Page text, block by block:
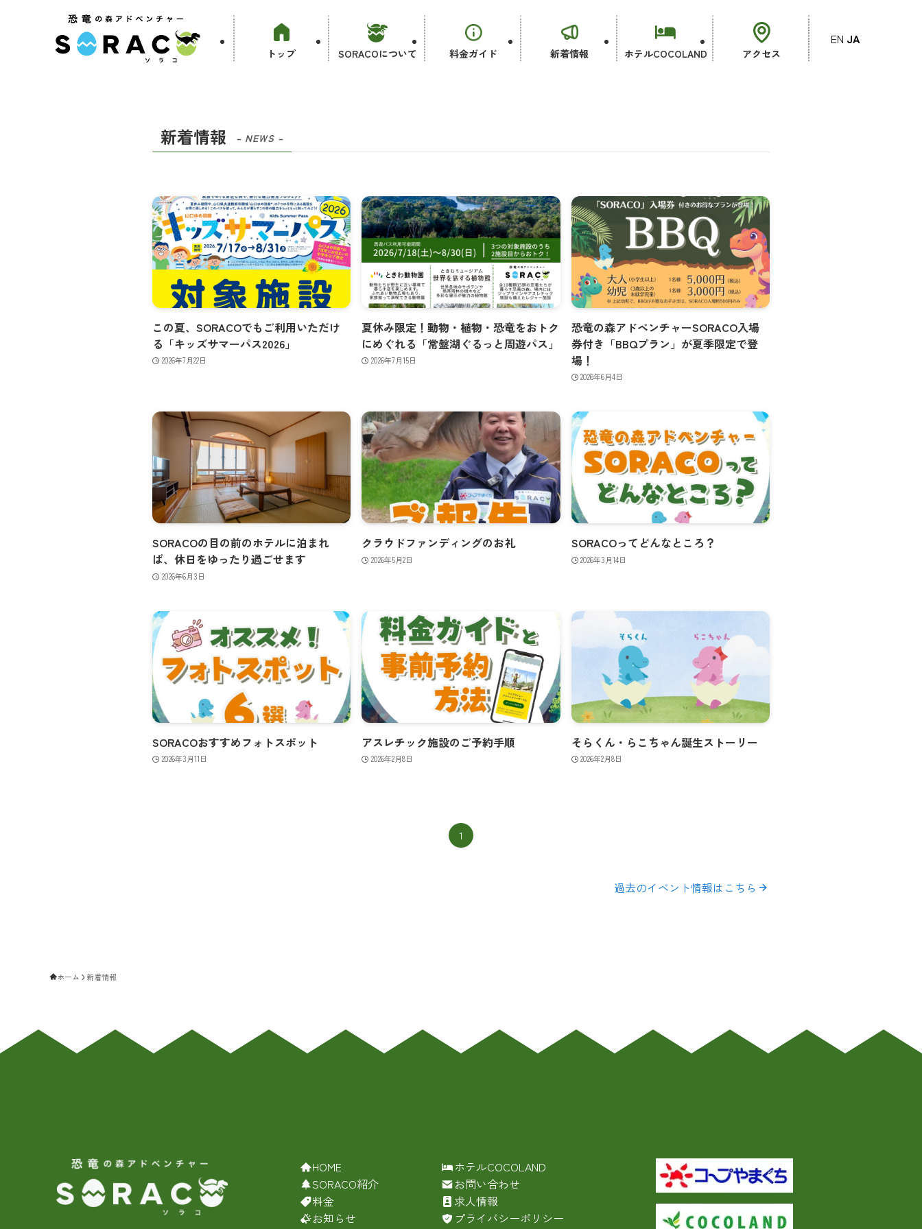
トップ SORACOについて 料金ガイド 新着情報 ホテルCOCOLAND アクセス
EN JA
新着情報 – NEWS –
この夏、SORACOでもご利用いただけ
る「キッズサマーパス2026」
2026年7月22日
夏休み限定！動物・植物・恐竜をおトク
にめぐれる「常盤湖ぐるっと周遊パス」
2026年7月15日
恐竜の森アドベンチャーSORACO入場
券付き「BBQプラン」が夏季限定で登
場！
2026年6月4日
SORACOの目の前のホテルに泊まれ
ば、休日をゆったり過ごせます
2026年6月3日
クラウドファンディングのお礼
2026年5月2日
SORACOってどんなところ？
2026年3月14日
SORACOおすすめフォトスポット
2026年3月11日
アスレチック施設のご予約手順
2026年2月8日
そらくん・らこちゃん誕生ストーリー
2026年2月8日
1
過去のイベント情報はこちら
ホーム 新着情報
HOME
SORACO紹介
料金
お知らせ
ホテルCOCOLAND
お問い合わせ
求人情報
プライバシーポリシー